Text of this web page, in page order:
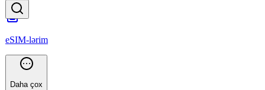
eSIM-lərim
Daha çox